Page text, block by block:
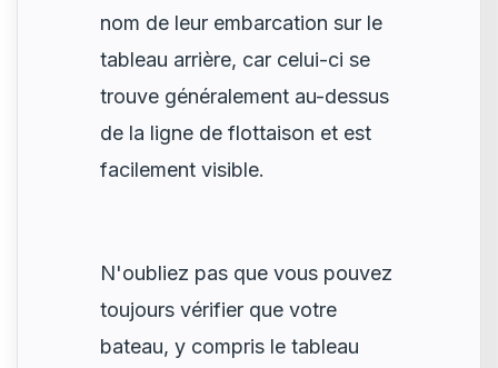
nom de leur embarcation sur le
tableau arrière, car celui-ci se
trouve généralement au-dessus
de la ligne de flottaison et est
facilement visible.
N'oubliez pas que vous pouvez
toujours vérifier que votre
bateau, y compris le tableau